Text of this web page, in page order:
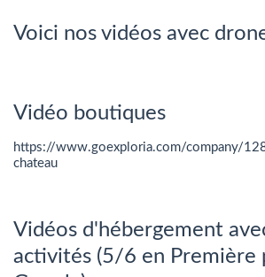
Voici nos vidéos avec
Vidéo boutiques
https://www.goexploria.com/company/
chateau
Vidéos d'hébergement
activités (5/6 en Première